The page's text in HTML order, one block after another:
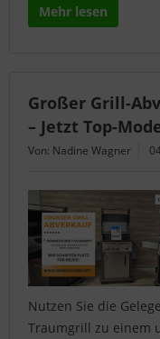
Mehr lesen
Großer Grill-
– Jetzt Top-
Von: Nadine Wagner
Nutzen Sie die
Traumgrill zu einem